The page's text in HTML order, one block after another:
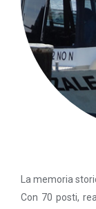
La memoria
Con 70 posti,